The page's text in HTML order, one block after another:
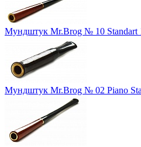
Мундштук Mr.Brog № 10 Standart
Мундштук Mr.Brog № 02 Piano